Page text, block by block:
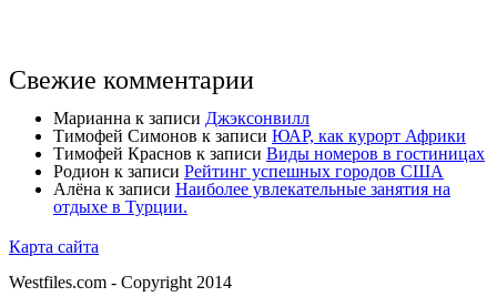
Свежие комментарии
Марианна к записи Джэксонвилл
Тимофей Симонов к записи ЮАР, как курорт Африки
Тимофей Краснов к записи Виды номеров в гостиницах
Родион к записи Рейтинг успешных городов США
Алёна к записи Наиболее увлекательные занятия на
отдыхе в Турции.
Карта сайта
Westfiles.com - Copyright 2014